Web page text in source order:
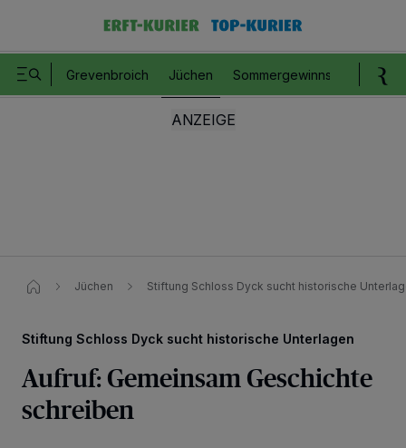
Grevenbroich Jüchen Sommergewinnspiel
Jüchen Stiftung Schloss Dyck sucht historische
Stiftung Schloss Dyck sucht historische Unterlagen
Aufruf: Gemeinsam Geschichte
schreiben